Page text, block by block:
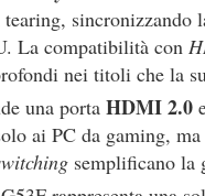
tearing,
La compatibilità con
nei titoli che la
una porta HDMI 2.0
ai PC da gaming,
semplificano la